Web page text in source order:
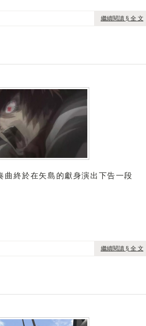
繼續閱讀 § 全 文
曲終於在矢島的獻身演出下告一段
繼續閱讀 § 全 文